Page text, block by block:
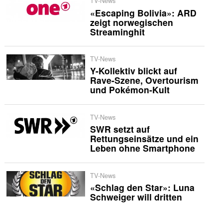
«Escaping Bolivia»: ARD
zeigt norwegischen
Streaminghit
TV-News
Y-Kollektiv blickt auf
Rave-Szene, Overtourism
und Pokémon-Kult
TV-News
SWR setzt auf
Rettungseinsätze und ein
Leben ohne Smartphone
TV-News
«Schlag den Star»: Luna
Schweiger will dritten